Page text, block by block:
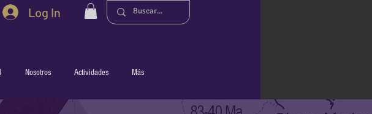
Log In
Nosotros Actividades Más